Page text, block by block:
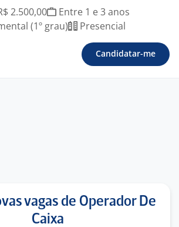
2.500,00
Entre 1 e 3 anos
(1º grau)
Presencial
Candidatar-me
vagas de Operador De
Caixa